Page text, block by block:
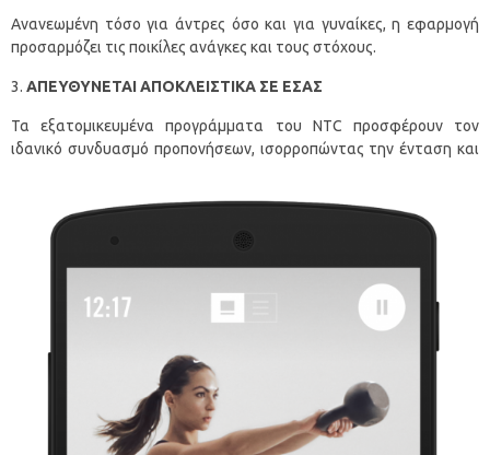
Ανανεωμένη τόσο για άντρες όσο και για γυναίκες, η εφαρμογή
προσαρμόζει τις ποικίλες ανάγκες και τους στόχους.
ΑΠΕΥΘΥΝΕΤΑΙ ΑΠΟΚΛΕΙΣΤΙΚΑ ΣΕ ΕΣΑΣ
Τα εξατομικευμένα προγράμματα του NTC προσφέρουν τον
ιδανικό συνδυασμό προπονήσεων, ισορροπώντας την ένταση και